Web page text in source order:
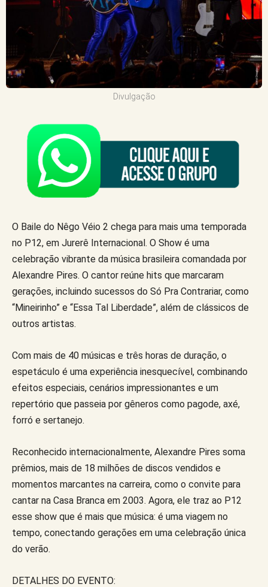
Divulgação
O Baile do Nêgo Véio 2 chega para mais uma temporada
no P12, em Jurerê Internacional. O Show é uma
celebração vibrante da música brasileira comandada por
Alexandre Pires. O cantor reúne hits que marcaram
gerações, incluindo sucessos do Só Pra Contrariar, como
“Mineirinho” e “Essa Tal Liberdade”, além de clássicos de
outros artistas.
Com mais de 40 músicas e três horas de duração, o
espetáculo é uma experiência inesquecível, combinando
efeitos especiais, cenários impressionantes e um
repertório que passeia por gêneros como pagode, axé,
forró e sertanejo.
Reconhecido internacionalmente, Alexandre Pires soma
prêmios, mais de 18 milhões de discos vendidos e
momentos marcantes na carreira, como o convite para
cantar na Casa Branca em 2003. Agora, ele traz ao P12
esse show que é mais que música: é uma viagem no
tempo, conectando gerações em uma celebração única
do verão.
DETALHES DO EVENTO: